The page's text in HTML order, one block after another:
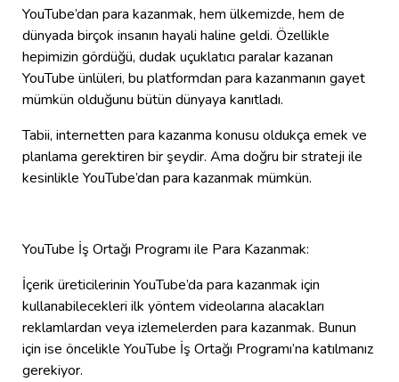
YouTube’dan para kazanmak, hem ülkemizde, hem de
dünyada birçok insanın hayali haline geldi. Özellikle
hepimizin gördüğü, dudak uçuklatıcı paralar kazanan
YouTube ünlüleri, bu platformdan para kazanmanın gayet
mümkün olduğunu bütün dünyaya kanıtladı.
Tabii, internetten para kazanma konusu oldukça emek ve
planlama gerektiren bir şeydir. Ama doğru bir strateji ile
kesinlikle YouTube’dan para kazanmak mümkün.
YouTube İş Ortağı Programı ile Para Kazanmak:
İçerik üreticilerinin YouTube’da para kazanmak için
kullanabilecekleri ilk yöntem videolarına alacakları
reklamlardan veya izlemelerden para kazanmak. Bunun
için ise öncelikle YouTube İş Ortağı Programı’na katılmanız
gerekiyor.